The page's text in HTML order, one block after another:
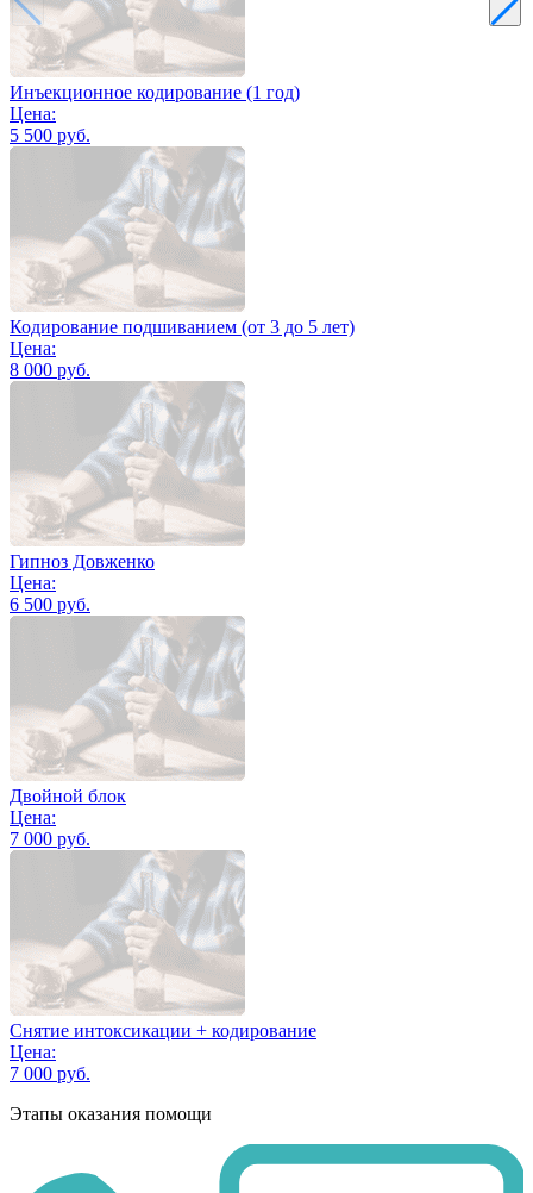
Инъекционное кодирование (1 год)
Цена:
5 500 руб.
Кодирование подшиванием (от 3 до 5 лет)
Цена:
8 000 руб.
Гипноз Довженко
Цена:
6 500 руб.
Двойной блок
Цена:
7 000 руб.
Снятие интоксикации + кодирование
Цена:
7 000 руб.
Этапы оказания помощи